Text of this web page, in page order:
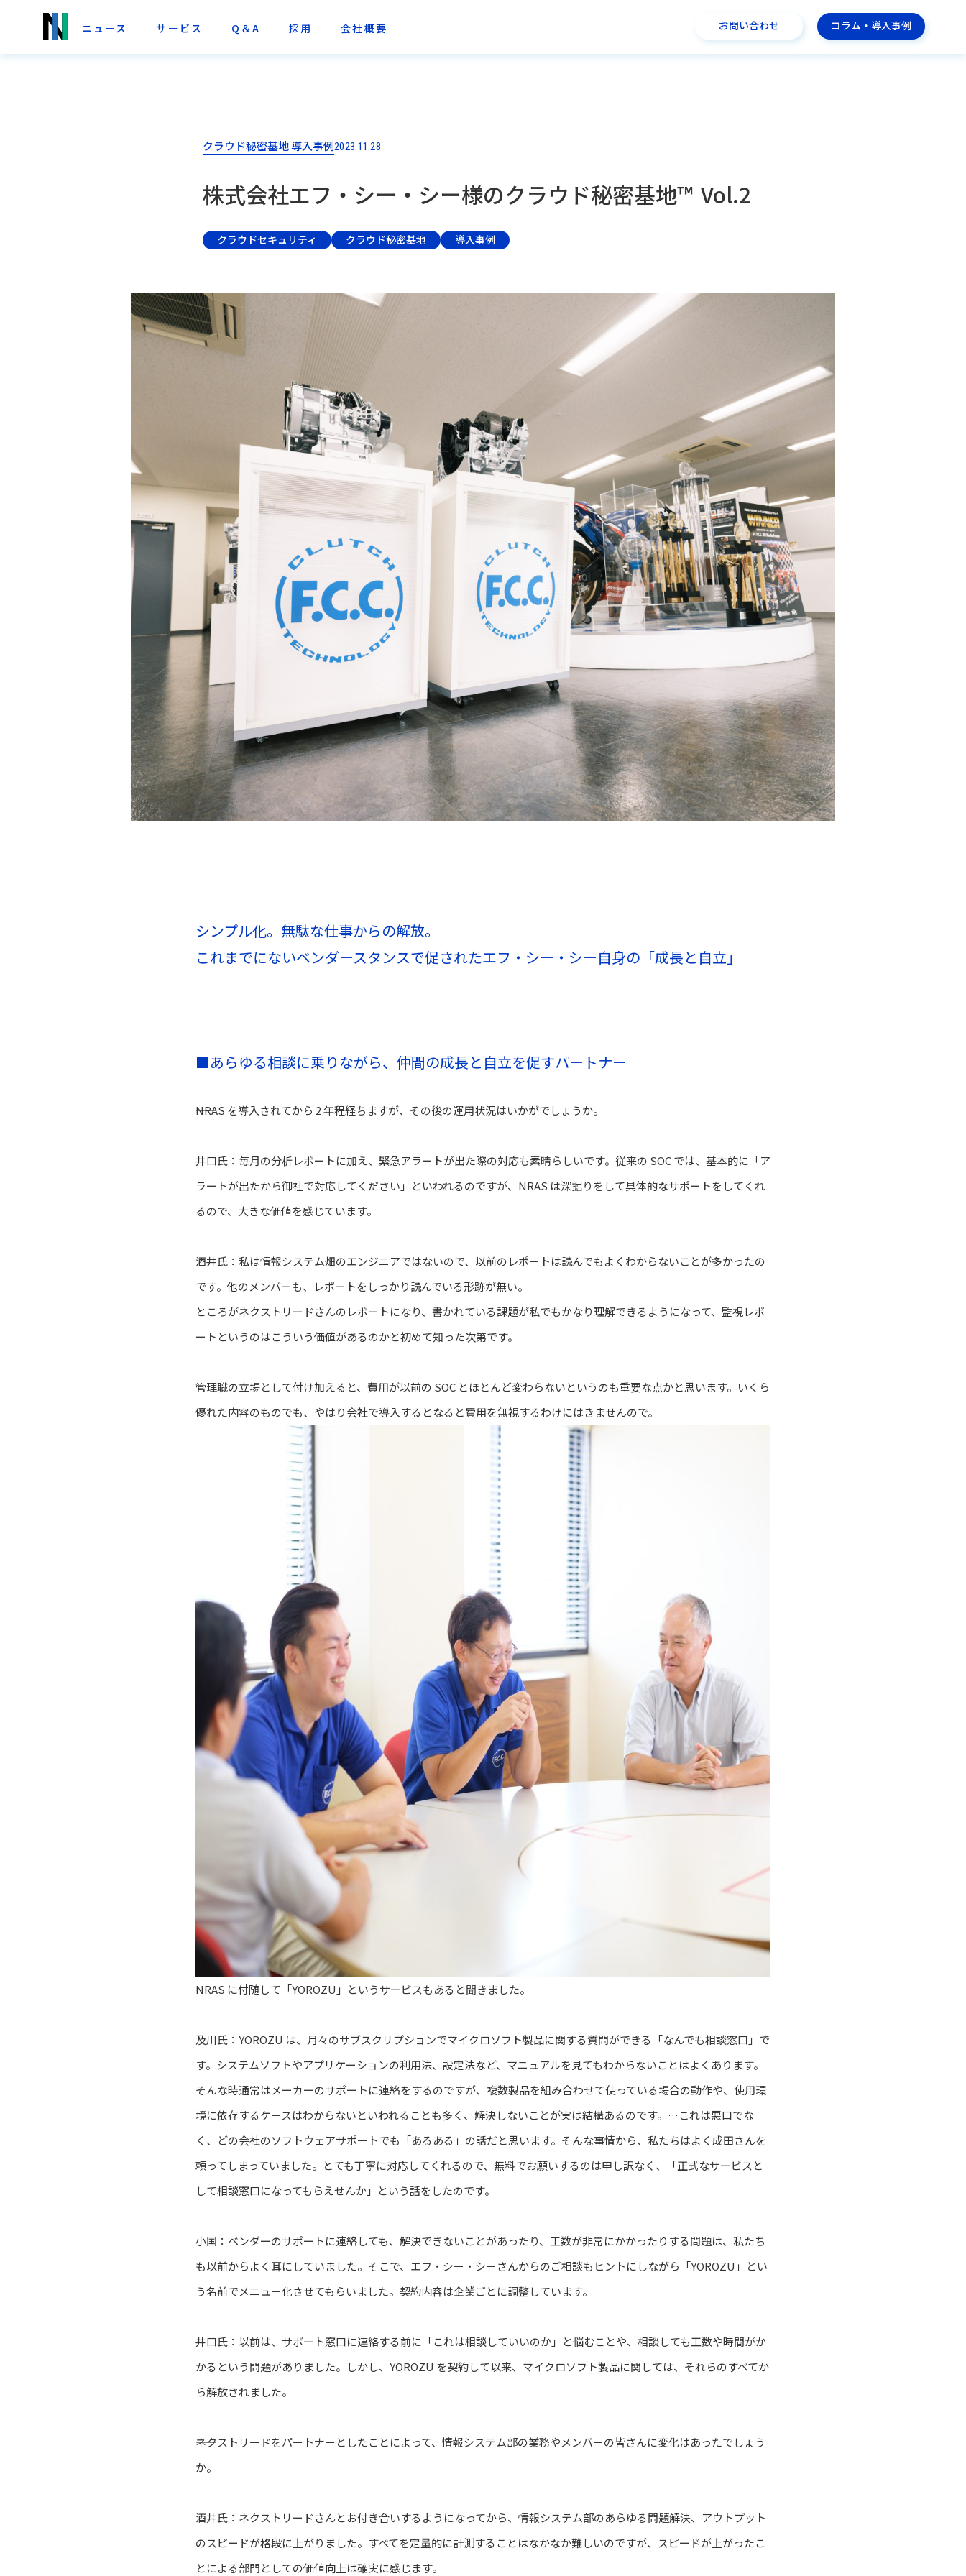
ニュース サービス Q＆A 採用 会社概要 お問い合わせ コラム・導入事例
クラウド秘密基地 導入事例2023.11.28
株式会社エフ・シー・シー様のクラウド秘密基地™︎ Vol.2
クラウドセキュリティ クラウド秘密基地 導入事例
シンプル化。無駄な仕事からの解放。
これまでにないベンダースタンスで促されたエフ・シー・シー自身の「成長と自立」
■あらゆる相談に乗りながら、仲間の成長と自立を促すパートナー
――NRAS を導入されてから 2 年程経ちますが、その後の運用状況はいかがでしょうか。
井口氏：毎月の分析レポートに加え、緊急アラートが出た際の対応も素晴らしいです。従来の SOC では、基本的に「ア
ラートが出たから御社で対応してください」といわれるのですが、NRAS は深掘りをして具体的なサポートをしてくれ
るので、大きな価値を感じています。
酒井氏：私は情報システム畑のエンジニアではないので、以前のレポートは読んでもよくわからないことが多かったの
です。他のメンバーも、レポートをしっかり読んでいる形跡が無い。
ところがネクストリードさんのレポートになり、書かれている課題が私でもかなり理解できるようになって、監視レポ
ートというのはこういう価値があるのかと初めて知った次第です。
管理職の立場として付け加えると、費用が以前の SOC とほとんど変わらないというのも重要な点かと思います。いくら
優れた内容のものでも、やはり会社で導入するとなると費用を無視するわけにはきませんので。
――NRAS に付随して「YOROZU」というサービスもあると聞きました。
及川氏：YOROZU は、月々のサブスクリプションでマイクロソフト製品に関する質問ができる「なんでも相談窓口」で
す。システムソフトやアプリケーションの利用法、設定法など、マニュアルを見てもわからないことはよくあります。
そんな時通常はメーカーのサポートに連絡をするのですが、複数製品を組み合わせて使っている場合の動作や、使用環
境に依存するケースはわからないといわれることも多く、解決しないことが実は結構あるのです。…これは悪口でな
く、どの会社のソフトウェアサポートでも「あるある」の話だと思います。そんな事情から、私たちはよく成田さんを
頼ってしまっていました。とても丁寧に対応してくれるので、無料でお願いするのは申し訳なく、「正式なサービスと
して相談窓口になってもらえせんか」という話をしたのです。
小国：ベンダーのサポートに連絡しても、解決できないことがあったり、工数が非常にかかったりする問題は、私たち
も以前からよく耳にしていました。そこで、エフ・シー・シーさんからのご相談もヒントにしながら「YOROZU」とい
う名前でメニュー化させてもらいました。契約内容は企業ごとに調整しています。
井口氏：以前は、サポート窓口に連絡する前に「これは相談していいのか」と悩むことや、相談しても工数や時間がか
かるという問題がありました。しかし、YOROZU を契約して以来、マイクロソフト製品に関しては、それらのすべてか
ら解放されました。
――ネクストリードをパートナーとしたことによって、情報システム部の業務やメンバーの皆さんに変化はあったでしょう
か。
酒井氏：ネクストリードさんとお付き合いするようになってから、情報システム部のあらゆる問題解決、アウトプット
のスピードが格段に上がりました。すべてを定量的に計測することはなかなか難しいのですが、スピードが上がったこ
とによる部門としての価値向上は確実に感じます。